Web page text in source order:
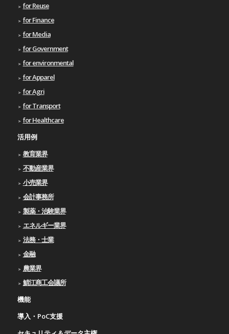
for Reuse
for Finance
for Media
for Government
for environmental
for Apparel
for Agri
for Transport
for Healthcare
活用例
教育業界
不動産業界
小売業界
会計事務所
製薬・治験業界
エネルギー業界
法務・士業
金融
農業界
鯖江商工会議所
機能
導入・PoC支援